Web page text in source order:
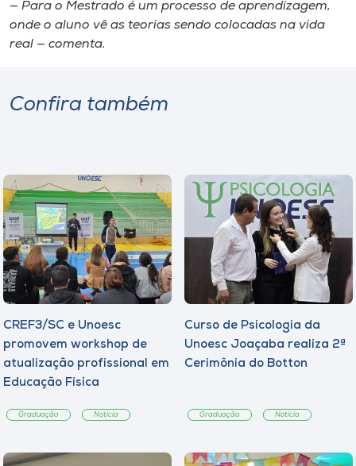
— Para o Mestrado é um processo de aprendizagem,
onde o aluno vê as teorias sendo colocadas na vida
real — comenta.
Confira também
CREF3/SC e Unoesc
promovem workshop de
atualização profissional em
Educação Física
Graduação Notícia
Curso de Psicologia da
Unoesc Joaçaba realiza 2ª
Cerimônia do Botton
Graduação Notícia